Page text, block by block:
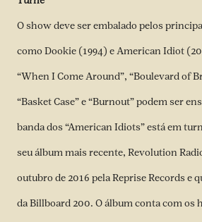
O show deve ser embalado pelos
como Dookie (1994) e American Idiot
“When I Come Around”, “Boulevard of
“Basket Case” e “Burnout” podem ser
banda dos “American Idiots” está em
seu álbum mais recente, Revolution
outubro de 2016 pela Reprise Records e
da Billboard 200. O álbum conta com os